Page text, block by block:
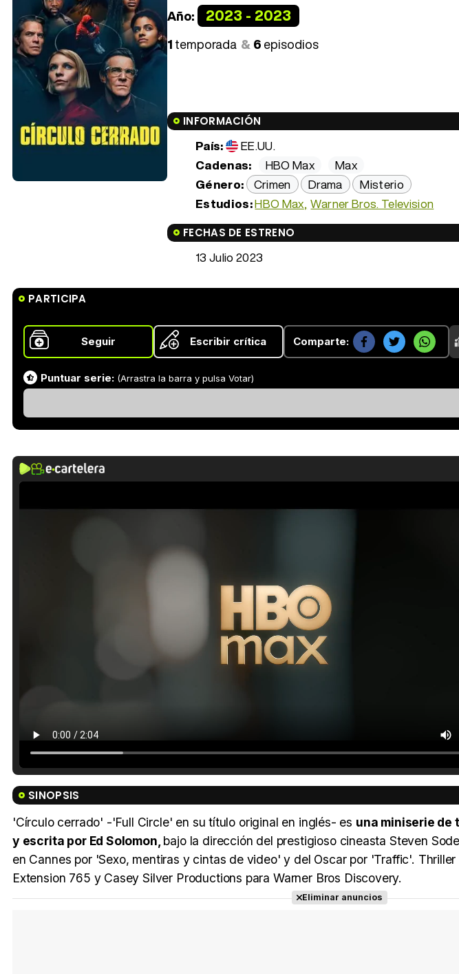
Año: 2023 - 2023
1temporada 6episodios
INFORMACIÓN
País:
EE.UU.
Cadenas:
HBO Max
Max
Género: Crimen Drama
Misterio
Estudios:HBO Max Warner Bros. Television
FECHAS DE ESTRENO
13 Julio 2023
PARTICIPA
Seguir Escribir crítica Comparte:
Puntuar serie: (Arrastra la barra y pulsa Votar)
SINOPSIS
'Círculo cerrado' -'Full Circle' en su título original en inglés- es una miniserie
y escrita por Ed Solomon, bajo la dirección del prestigioso cineasta Steven
en Cannes por 'Sexo, mentiras y cintas de video' y del Oscar por 'Traffic'.
Extension 765 y Casey Silver Productions para Warner Bros Discovery.
Eliminar anuncios